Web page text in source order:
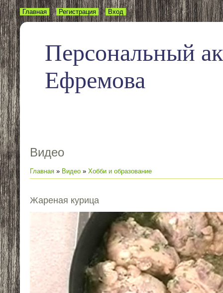
Персональный
Ефремова
Главная Регистрация Вход
Видео
Главная » Видео » Хобби и образование
Жареная курица